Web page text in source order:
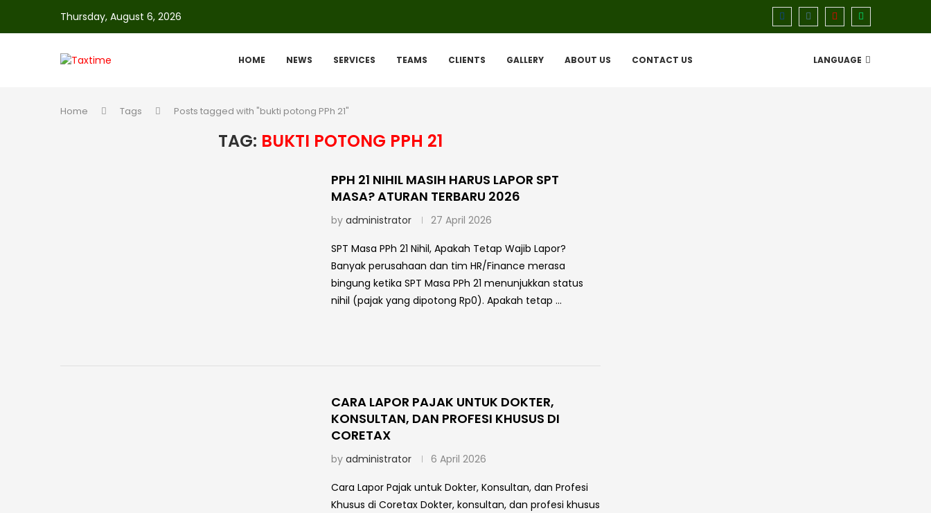
Thursday, August 6, 2026
HOME NEWS SERVICES TEAMS CLIENTS GALLERY ABOUT US CONTACT US LANGUAGE
Home Tags Posts tagged with "bukti potong PPh 21"
TAG: BUKTI POTONG PPH 21
PPH 21 NIHIL MASIH HARUS LAPOR SPT
MASA? ATURAN TERBARU 2026
by administrator 27 April 2026
SPT Masa PPh 21 Nihil, Apakah Tetap Wajib Lapor?
Banyak perusahaan dan tim HR/Finance merasa
bingung ketika SPT Masa PPh 21 menunjukkan status
nihil (pajak yang dipotong Rp0). Apakah tetap …
CARA LAPOR PAJAK UNTUK DOKTER,
KONSULTAN, DAN PROFESI KHUSUS DI
CORETAX
by administrator 6 April 2026
Cara Lapor Pajak untuk Dokter, Konsultan, dan Profesi
Khusus di Coretax Dokter, konsultan, dan profesi khusus